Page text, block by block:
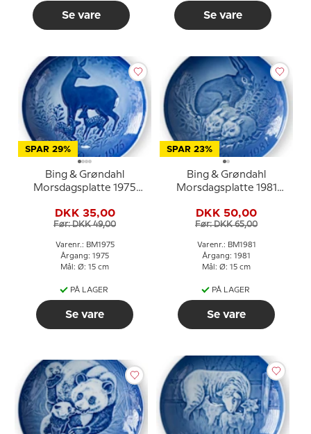
Se vare Se vare
SPAR 29%
Bing & Grøndahl
Morsdagsplatte 1975
DKK 35,00
Før: DKK 49,00
Varenr.: BM1975
Årgang: 1975
Mål: Ø: 15 cm
PÅ LAGER
Se vare
SPAR 23%
Bing & Grøndahl
Morsdagsplatte 1981
DKK 50,00
Før: DKK 65,00
Varenr.: BM1981
Årgang: 1981
Mål: Ø: 15 cm
PÅ LAGER
Se vare